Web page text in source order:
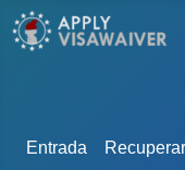
Entrada